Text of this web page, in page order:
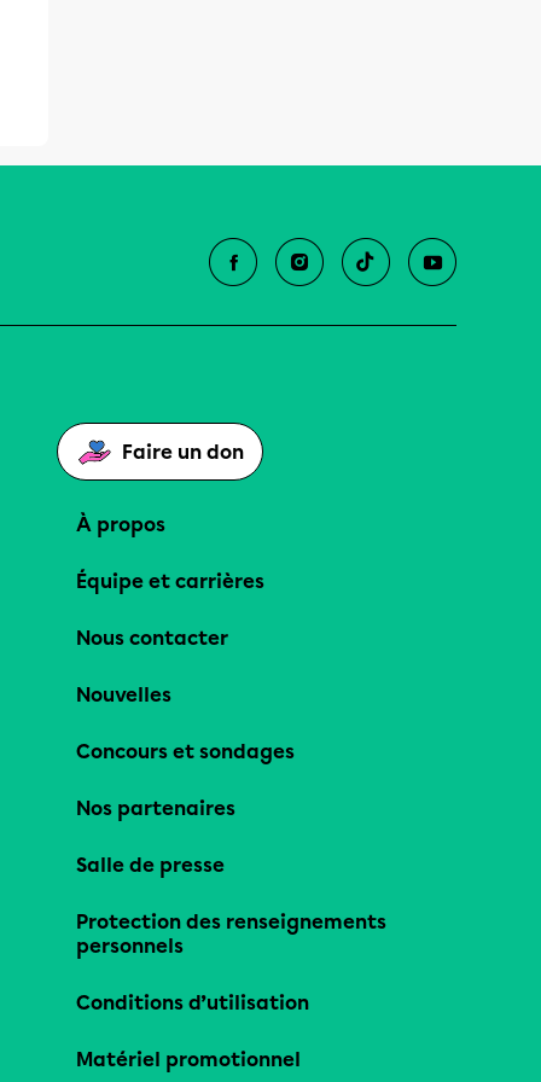
Faire un don
À propos
Équipe et carrières
Nous contacter
Nouvelles
Concours et sondages
Nos partenaires
Salle de presse
Protection des renseignements
personnels
Conditions d’utilisation
Matériel promotionnel